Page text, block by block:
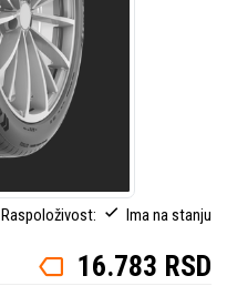
Raspoloživost: Ima na stanju
16.783 RSD